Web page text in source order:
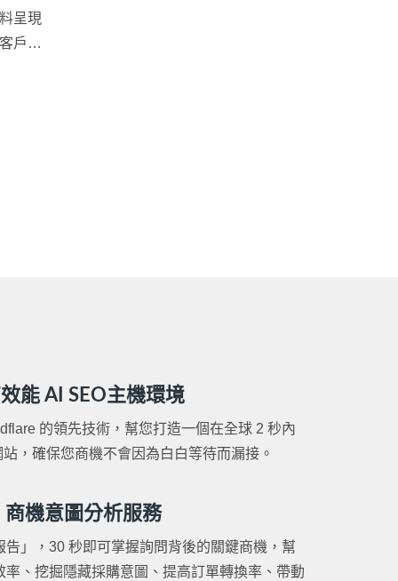
呈現
戶大
能 AI SEO主機環境
的領先技術，幫您打造一個在全球 2 秒內
，確保您商機不會因為白白等待而漏接。
機意圖分析服務
告」，30 秒即可掌握詢問背後的關鍵商機，幫
率、挖掘隱藏採購意圖、提高訂單轉換率、帶動